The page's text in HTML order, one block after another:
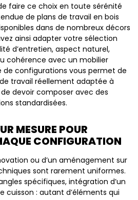
faire ce choix en toute sérénité
de plans de travail en bois
dans de nombreux décors
ainsi adapter votre sélection
d’entretien, aspect naturel,
cohérence avec un mobilier
de configurations vous permet de
travail réellement adaptée à
devoir composer avec des
standardisées.
MESURE POUR
CONFIGURATION
ou d’un aménagement sur
sont rarement uniformes.
spécifiques, intégration d’un
cuisson : autant d’éléments qui